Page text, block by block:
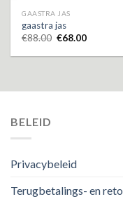
GAASTRA JAS
gaastra jas
€88.00 €68.00
BELEID
Privacybeleid
Terugbetalings- en